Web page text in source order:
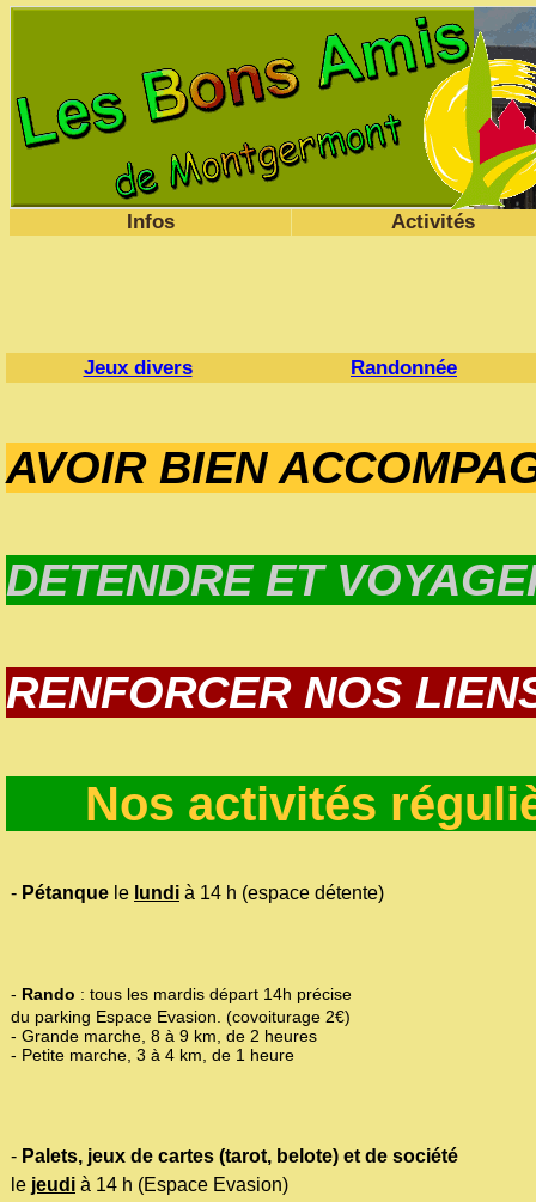
Infos Activités
Jeux divers Randonnée
AVOIR BIEN
DETENDRE ET
RENFORCER NOS
Nos activités
- Pétanque le lundi à 14 h (espace détente)
- Rando : tous les mardis départ 14h précise
du parking Espace Evasion. (covoiturage 2€)
- Grande marche, 8 à 9 km, de 2 heures
- Petite marche, 3 à 4 km, de 1 heure
- Palets, jeux de cartes (tarot, belote) et de société
le jeudi à 14 h (Espace Evasion)